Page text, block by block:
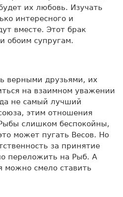
их любовь. Изучать
интересного и
вместе. Этот брак
обоим супругам.
верными друзьями, их
на взаимном уважении
не самый лучший
этим отношения
слишком беспокойны,
может пугать Весов. Но
за принятие
переложить на Рыб. А
можно смело ставить